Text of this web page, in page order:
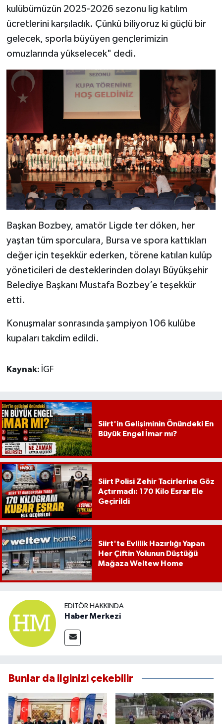
kulübümüzün 2025-2026 sezonu lig katılım
ücretlerini karşıladık. Çünkü biliyoruz ki güçlü bir
gelecek, sporla büyüyen gençlerimizin
omuzlarında yükselecek" dedi.
Başkan Bozbey, amatör Ligde ter döken, her
yaştan tüm sporculara, Bursa ve spora kattıkları
değer için teşekkür ederken, törene katılan kulüp
yöneticileri de desteklerinden dolayı Büyükşehir
Belediye Başkanı Mustafa Bozbey’e teşekkür
etti.
Konuşmalar sonrasında şampiyon 106 kulübe
kupaları takdim edildi.
Kaynak: İGF
Siirt'in Gelişiminin Önündeki En
Büyük Engel İmar mı?
Siirt Polisi Zehir Tacirlerine Göz
Açtırmadı: 170 Kilo Esrar Ele
Geçirildi
Siirt'te Evlilik Hazırlığı Yapan
Her Çiftin Yolunun Düştüğü
Mağaza Weltew Home
EDITÖR HAKKINDA
Haber Merkezi
Bunlar da ilginizi çekebilir